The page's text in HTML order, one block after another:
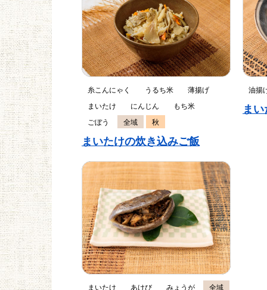
糸こんにゃく うるち米
薄揚げ
まいたけ
にんじん
もち米
ごぼう
全域 秋
まいたけの炊き込みご飯
油揚
ま
まいたけ あけび みょうが
全域